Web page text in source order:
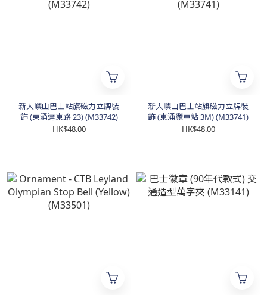
新大嶼山巴士站旗磁力立牌裝
飾 (東涌達東路 23) (M33742)
HK$48.00
新大嶼山巴士站旗磁力立牌裝
飾 (東涌纜車站 3M) (M33741)
HK$48.00